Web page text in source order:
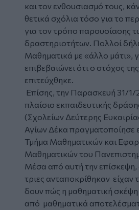
και τον ενθουσιασμό τους,
θετικά σχόλια τόσο για το
για τον τρόπο παρουσίασης
δραστηριοτήτων. Πολλοί
Μαθηματικά με «άλλο μάτι»,
επιβεβαιώνει ότι ο στόχος
επιτεύχθηκε.
Επίσης, την Παρασκευή 31/1/
πλαίσιο εκπαιδευτικής
(Σχολείων Δεύτερης
Αγίων Δέκα πραγματοποίησε
Τμήμα Μαθηματικών και
Μαθηματικών του
Μέσα από αυτή την επίσκεψη,
τριες ανταποκρίθηκαν είχαν
δουν πώς η μαθηματική
από μαθηματικά